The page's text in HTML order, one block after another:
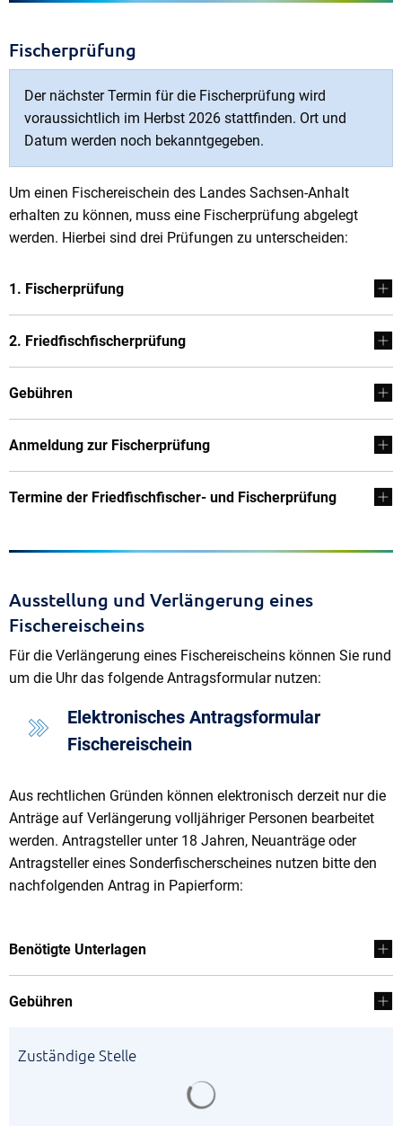
Fischerprüfung
Der nächster Termin für die Fischerprüfung wird
voraussichtlich im Herbst 2026 stattfinden. Ort und
Datum werden noch bekanntgegeben.
Um einen Fischereischein des Landes Sachsen-Anhalt
erhalten zu können, muss eine Fischerprüfung abgelegt
werden. Hierbei sind drei Prüfungen zu unterscheiden:
1. Fischerprüfung
2. Friedfischfischerprüfung
Gebühren
Anmeldung zur Fischerprüfung
Termine der Friedfischfischer- und Fischerprüfung
Ausstellung und Verlängerung eines
Fischereischeins
Für die Verlängerung eines Fischereischeins können Sie rund
um die Uhr das folgende Antragsformular nutzen:
Elektronisches Antragsformular
Fischereischein
Aus rechtlichen Gründen können elektronisch derzeit nur die
Anträge auf Verlängerung volljähriger Personen bearbeitet
werden. Antragsteller unter 18 Jahren, Neuanträge oder
Antragsteller eines Sonderfischerscheines nutzen bitte den
nachfolgenden Antrag in Papierform:
Benötigte Unterlagen
Gebühren
Zuständige Stelle